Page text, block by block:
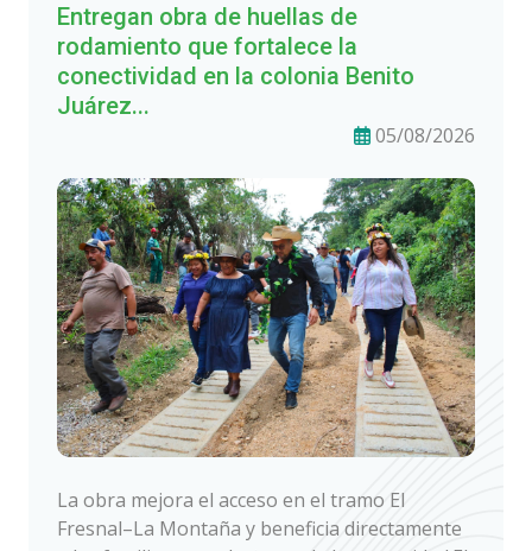
Entregan obra de huellas de
rodamiento que fortalece la
conectividad en la colonia Benito
Juárez...
05/08/2026
La obra mejora el acceso en el tramo El
Fresnal–La Montaña y beneficia directamente